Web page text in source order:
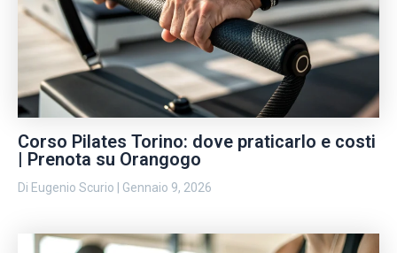
Corso Pilates Torino: dove praticarlo e costi
| Prenota su Orangogo
Di Eugenio Scurio Gennaio 9, 2026